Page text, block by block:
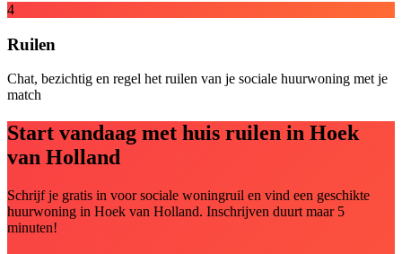
4
Ruilen
Chat, bezichtig en regel het ruilen van je sociale huurwoning met je
match
Start vandaag met huis ruilen in Hoek
van Holland
Schrijf je gratis in voor sociale woningruil en vind een geschikte
huurwoning in Hoek van Holland. Inschrijven duurt maar 5
minuten!